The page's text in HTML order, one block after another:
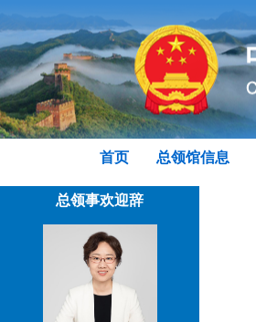
首页 总领馆信息
总领事欢迎辞